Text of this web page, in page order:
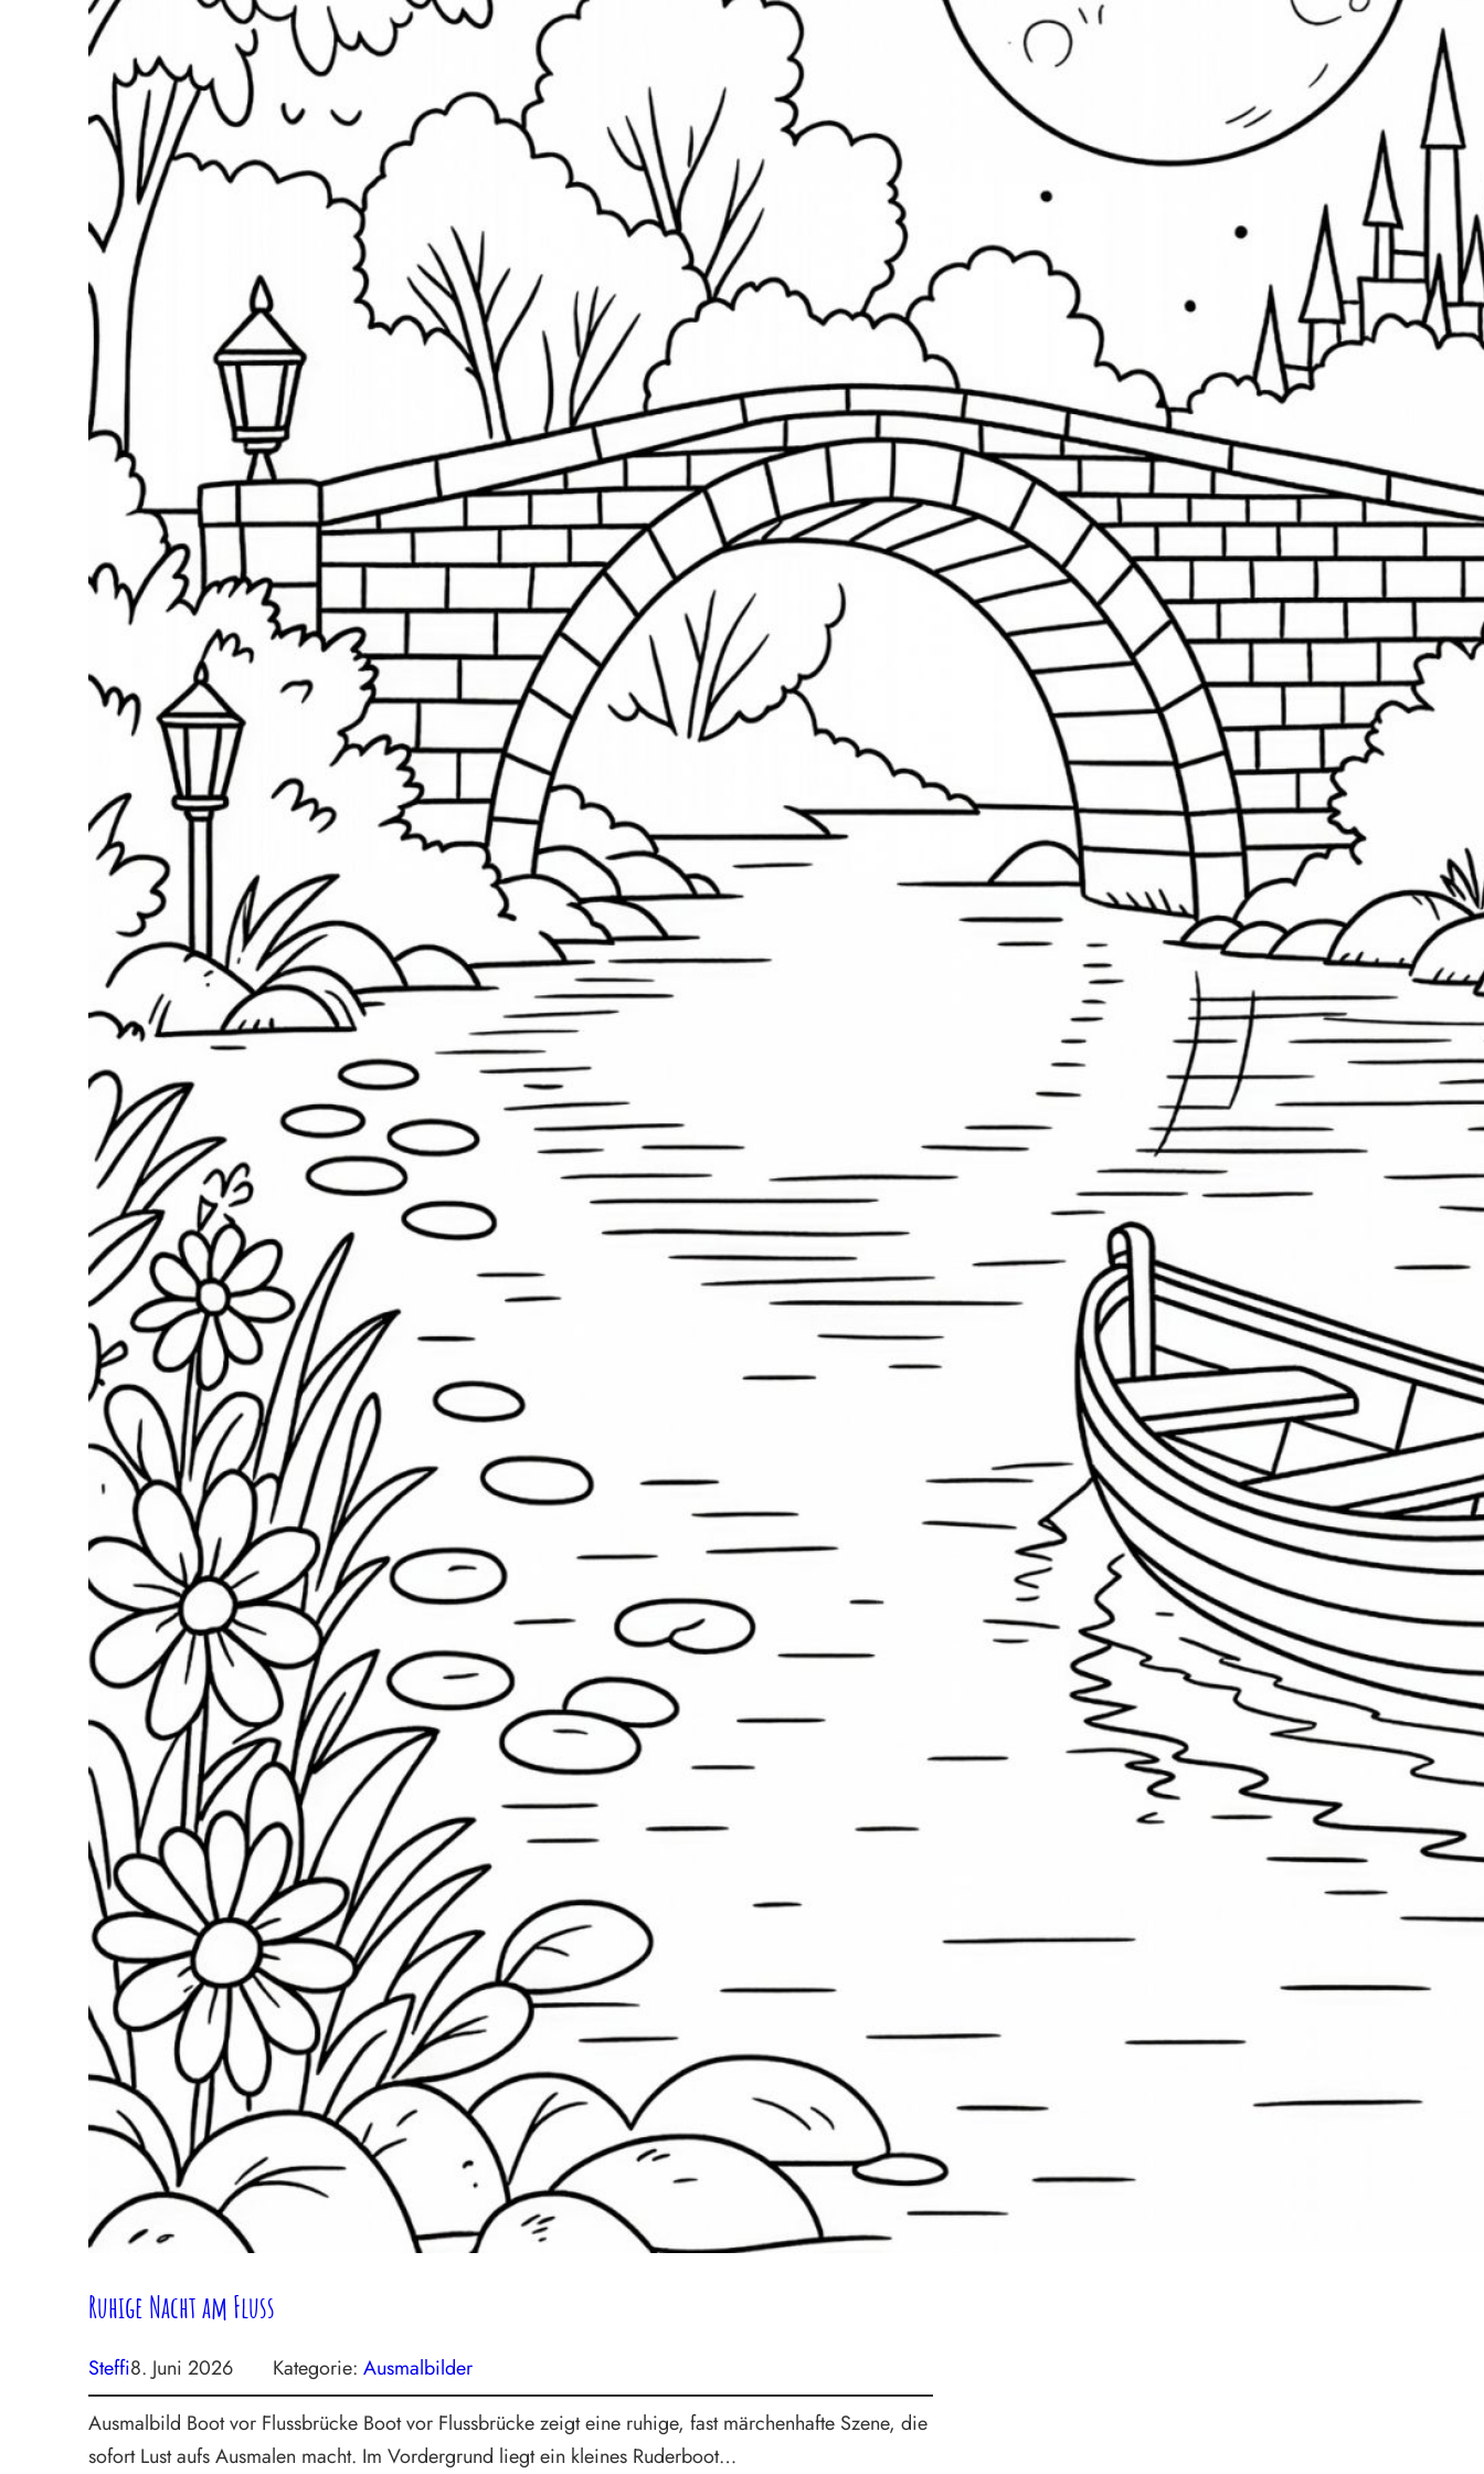
Ruhige Nacht am Fluss
Steffi8. Juni 2026 Kategorie: Ausmalbilder
Ausmalbild Boot vor Flussbrücke Boot vor Flussbrücke zeigt eine ruhige, fast märchenhafte Szene, die
sofort Lust aufs Ausmalen macht. Im Vordergrund liegt ein kleines Ruderboot…
Aaaaaw die sind ja süß!
Danke sind
direkt runtergeladen die süßen Mäuschen
Video: Vampir-Panda mit Buntstift
ausmalen
29. Oktober 2025
Wirklich süß, wie ihr beiden an dem Bild malt
und euch gegenseitig neckt. Ich wünsche euch
Suchen & finden
Bambus Baum Blumen Blüten Buntstift Bäume
Eichhörnchen Familie Filzstift Frühling
Hase Haus Herz Katze Kind Kleid Kürbis Landschaft
Mandala Marker Maus Meer Mutter Mädchen
Mäuse Ornament Osterei Osterhase Ostern Panda
Pizza Sand Schmetterlinge Schnee Sommer
Sonne Strand verkleidet Verkleidung Vogel Wald
Weihnachten Wiese Winter
Suchen
Nichts mehr verpassen
Abonniere unseren Newsletter.
Datenschutzbestimmungen akzeptiert